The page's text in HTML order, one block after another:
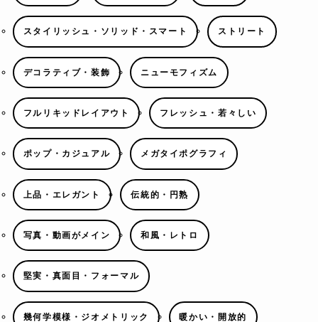
スタイリッシュ・ソリッド・スマート ストリート
デコラティブ・装飾 ニューモフィズム
フルリキッドレイアウト フレッシュ・若々しい
ポップ・カジュアル メガタイポグラフィ
上品・エレガント 伝統的・円熟
写真・動画がメイン 和風・レトロ
堅実・真面目・フォーマル
幾何学模様・ジオメトリック 暖かい・開放的